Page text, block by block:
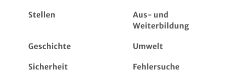
Stellen
Aus- und
Weiterbildung
Geschichte Umwelt
Sicherheit Fehlersuche